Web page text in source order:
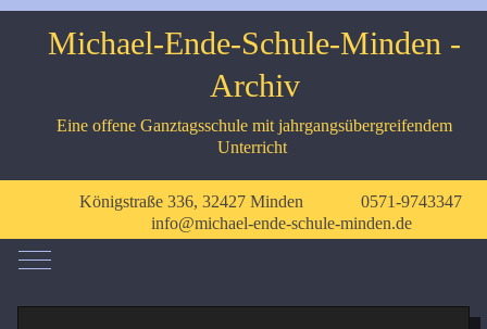
Michael-Ende-Schule-Minden -
Archiv
Eine offene Ganztagsschule mit jahrgangsübergreifendem
Unterricht
Königstraße 336, 32427 Minden
0571-9743347
info@michael-ende-schule-minden.de
Mobile Menu Toggle